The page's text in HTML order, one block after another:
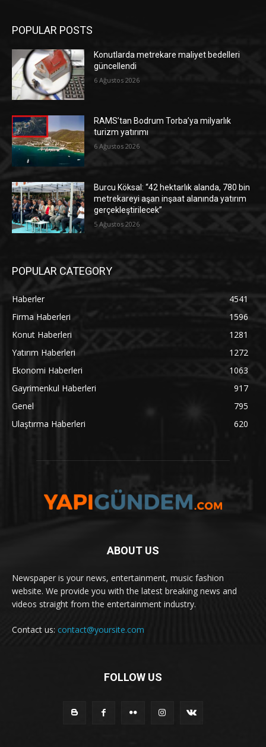
POPULAR POSTS
Konutlarda metrekare maliyet bedelleri
güncellendi
6 Ağustos 2026
RAMS’tan Bodrum Torba’ya milyarlık
turizm yatırımı
6 Ağustos 2026
Burcu Köksal: “42 hektarlık alanda, 780 bin
metrekareyi aşan inşaat alanında yatırım
gerçekleştirilecek”
5 Ağustos 2026
POPULAR CATEGORY
Haberler
4541
Firma Haberleri
1596
Konut Haberleri
1281
Yatırım Haberleri
1272
Ekonomi Haberleri
1063
Gayrimenkul Haberleri
917
Genel
795
Ulaştırma Haberleri
620
ABOUT US
Newspaper is your news, entertainment, music fashion
website. We provide you with the latest breaking news and
videos straight from the entertainment industry.
Contact us: contact@yoursite.com
FOLLOW US